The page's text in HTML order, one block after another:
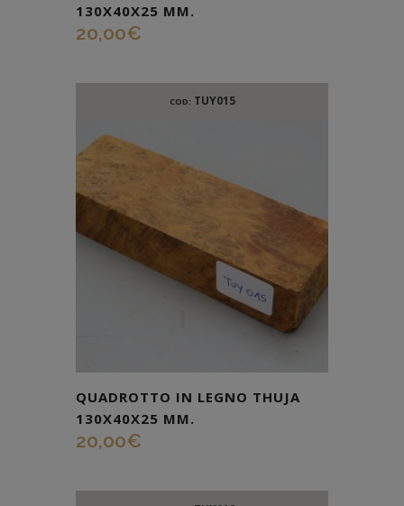
130X40X25 MM.
20,00€
COD: TUY015
QUADROTTO IN LEGNO THUJA
130X40X25 MM.
20,00€